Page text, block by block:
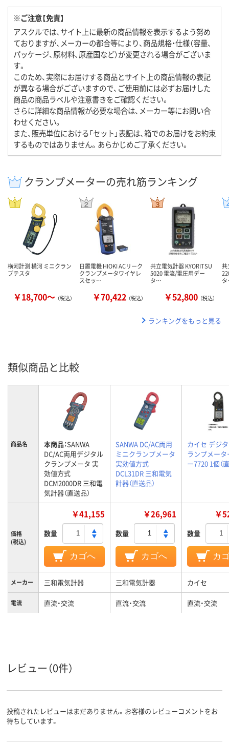
※ご注意【免責】
アスクルでは、サイト上に最新の商品情報を表示するよう努め
ておりますが、メーカーの都合等により、商品規格・仕様（容量、
パッケージ、原材料、原産国など）が変更される場合がございま
す。
このため、実際にお届けする商品とサイト上の商品情報の表記
が異なる場合がございますので、ご使用前には必ずお届けした
商品の商品ラベルや注意書きをご確認ください。
さらに詳細な商品情報が必要な場合は、メーカー等にお問い合
わせください。
また、販売単位における「セット」表記は、箱でのお届けをお約束
するものではありません。あらかじめご了承ください。
クランプメーターの売れ筋ランキング
横河計測 横河 ミニクラン
プテスタ
￥18,700～ （税込）
日置電機 HIOKI ACリーク
クランプメータワイヤレ
スセッ…
￥70,422 （税込）
共立電気計器 KYORITSU
5020 電流/電圧用デー
タ…
￥52,800 （税込）
共
ランキングをもっと見る
類似商品と比較
商品名 本商品：SANWA
DC/AC両用デジタル
クランプメータ 実
効値方式
DCM2000DR 三和電
気計器（直送品）
SANWA DC/AC両用
ミニクランプメータ
実効値方式
DCL31DR 三和電気
計器（直送品）
カイセ デジ
ランプメータ
ー7720 1個（
価格
(税込)
￥41,155
数量
カゴへ
￥26,961
数量
カゴへ
￥
数量
カ
メーカー 三和電気計器 三和電気計器 カイセ
電流 直流・交流 直流・交流 直流・交流
レビュー（0件）
投稿されたレビューはまだありません。お客様のレビューコメントをお
待ちしています。